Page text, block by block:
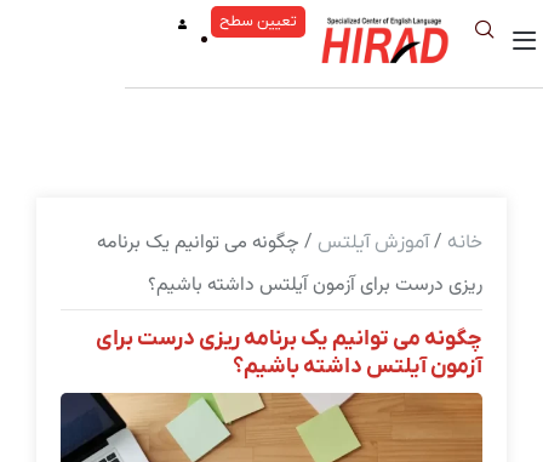
تعیین سطح
خانه /آموزش آیلتس / چگونه می توانیم یک برنامه
ریزی درست برای آزمون آیلتس داشته باشیم؟
چگونه می توانیم یک برنامه ریزی درست برای
آزمون آیلتس داشته باشیم؟